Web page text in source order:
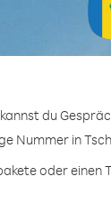
du
Nummer in
oder einen